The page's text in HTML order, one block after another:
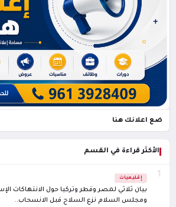
ضع اعلانك هنا
الأكثر قراءة في القسم
1 إقليميات
بيان ثلاثي لمصر وقطر وتركيا حول الانتهاكات
ومجلس السلام نزع السلاح قبل الانسحاب..